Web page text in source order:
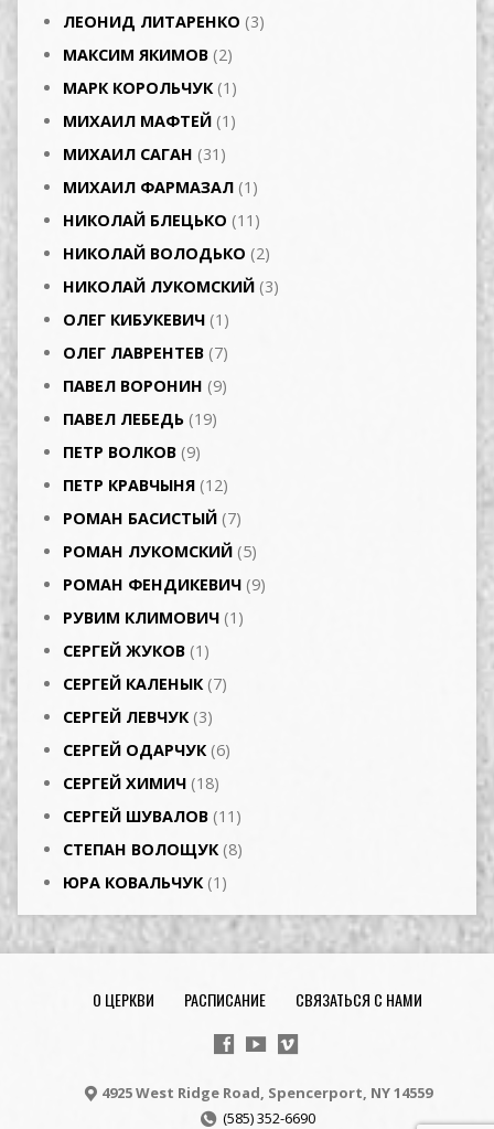
ЛЕОНИД ЛИТАРЕНКО (3)
МАКСИМ ЯКИМОВ (2)
МАРК КОРОЛЬЧУК (1)
МИХАИЛ МАФТЕЙ (1)
МИХАИЛ САГАН (31)
МИХАИЛ ФАРМАЗАЛ (1)
НИКОЛАЙ БЛЕЦЬКО (11)
НИКОЛАЙ ВОЛОДЬКО (2)
НИКОЛАЙ ЛУКОМСКИЙ (3)
ОЛЕГ КИБУКЕВИЧ (1)
ОЛЕГ ЛАВРЕНТЕВ (7)
ПАВЕЛ ВОРОНИН (9)
ПАВЕЛ ЛЕБЕДЬ (19)
ПЕТР ВОЛКОВ (9)
ПЕТР КРАВЧЫНЯ (12)
РОМАН БАСИСТЫЙ (7)
РОМАН ЛУКОМСКИЙ (5)
РОМАН ФЕНДИКЕВИЧ (9)
РУВИМ КЛИМОВИЧ (1)
СЕРГЕЙ ЖУКОВ (1)
СЕРГЕЙ КАЛЕНЫК (7)
СЕРГЕЙ ЛЕВЧУК (3)
СЕРГЕЙ ОДАРЧУК (6)
СЕРГЕЙ ХИМИЧ (18)
СЕРГЕЙ ШУВАЛОВ (11)
СТЕПАН ВОЛОЩУК (8)
ЮРА КОВАЛЬЧУК (1)
О ЦЕРКВИ РАСПИСАНИЕ СВЯЗАТЬСЯ С НАМИ
4925 West Ridge Road, Spencerport, NY 14559
(585) 352-6690